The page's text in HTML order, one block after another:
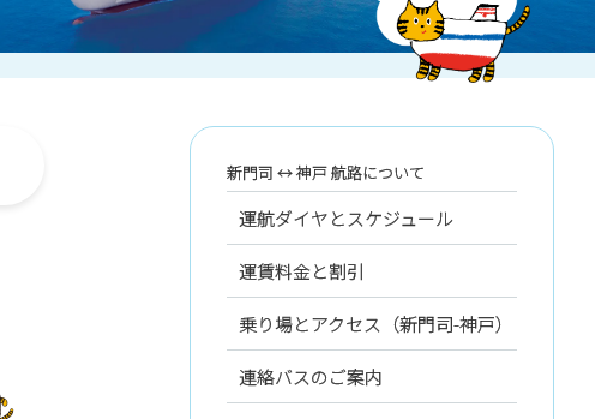
新門司 ↔︎ 神戸 航路について
運航ダイヤとスケジュール
運賃料金と割引
乗り場とアクセス（新門司-神戸）
連絡バスのご案内